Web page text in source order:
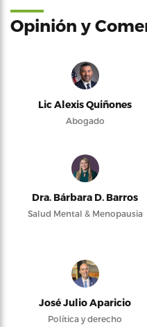
Opinión y
Lic Alexis Quiñones
Abogado
Dra. Bárbara D. Barros
Salud Mental & Menopausia
José Julio Aparicio
Política y derecho